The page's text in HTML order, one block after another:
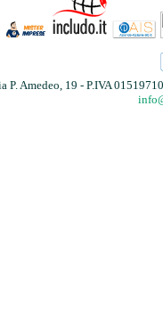
P. Amedeo, 19 - P.IVA